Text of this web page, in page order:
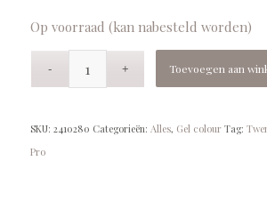
Op voorraad (kan nabesteld worden)
Toevoegen aan
SKU: 2410280 Categorieën: Alles, Gel colour Tag:
Pro